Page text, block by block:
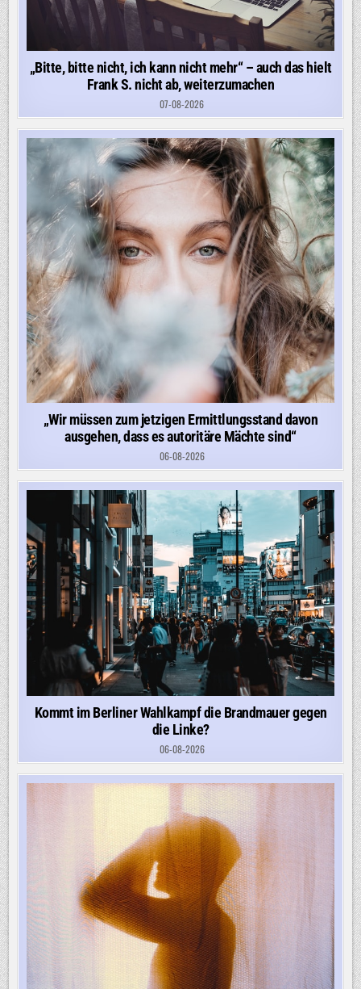
„Bitte, bitte nicht, ich kann nicht mehr“ – auch das hielt
Frank S. nicht ab, weiterzumachen
07-08-2026
„Wir müssen zum jetzigen Ermittlungsstand davon
ausgehen, dass es autoritäre Mächte sind“
06-08-2026
Kommt im Berliner Wahlkampf die Brandmauer gegen
die Linke?
06-08-2026